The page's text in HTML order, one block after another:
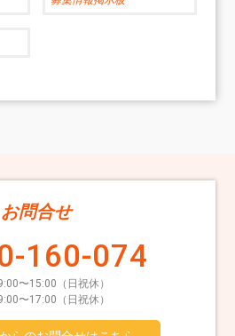
お問合せ
160-074
〜15:00（日祝休）
〜17:00（日祝休）